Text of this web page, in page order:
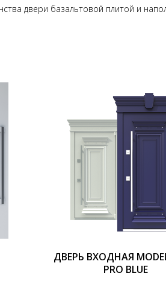
двери базальтовой плитой и
ДВЕРЬ ВХОДНАЯ
PRO BLUE